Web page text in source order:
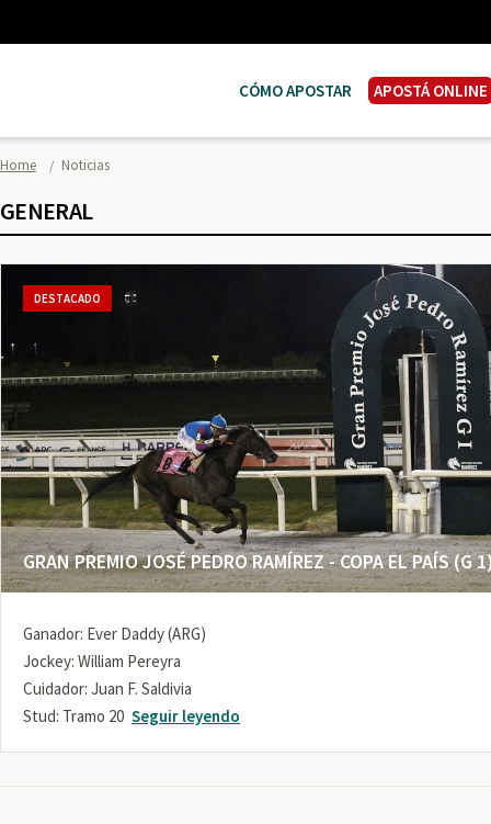
CÓMO APOSTAR APOSTÁ ONLINE
Home Noticias
GENERAL
GRAN PREMIO JOSÉ PEDRO RAMÍREZ - COPA EL PAÍS (G
DESTACADO
Ganador: Ever Daddy (ARG)
Jockey: William Pereyra
Cuidador: Juan F. Saldivia
Stud: Tramo 20 Seguir leyendo